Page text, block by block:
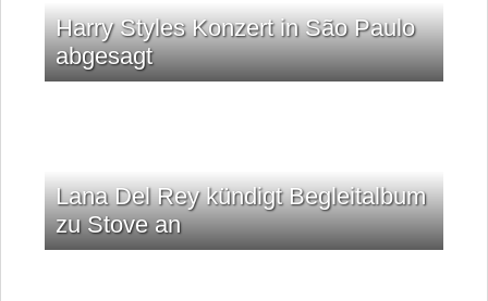
Harry Styles Konzert in São Paulo
abgesagt
Lana Del Rey kündigt Begleitalbum
zu Stove an